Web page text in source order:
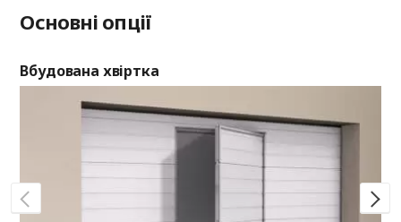
Основні опції
Вбудована хвіртка